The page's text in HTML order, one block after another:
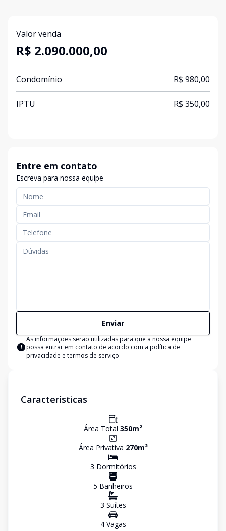
Valor venda
R$ 2.090.000,00
Condomínio R$ 980,00
IPTU R$ 350,00
Entre em contato
Escreva para nossa equipe
Enviar
As informações serão utilizadas para que a nossa equipe
possa entrar em contato de acordo com a política de
privacidade e termos de serviço
Características
Área Total 350m²
Área Privativa 270m²
3 Dormitórios
5 Banheiros
3 Suítes
4Vagas